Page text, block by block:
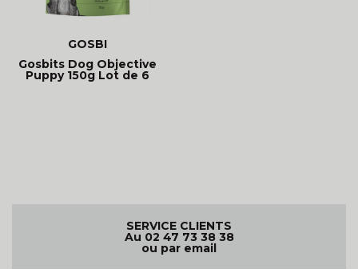
GOSBI
Gosbits Dog Objective
Puppy 150g Lot de 6
SERVICE CLIENTS
Au 02 47 73 38 38
ou par email